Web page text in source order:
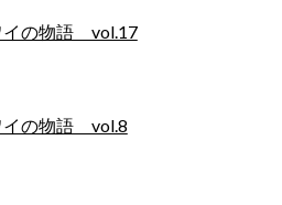
イの物語 vol.17
イの物語 vol.8